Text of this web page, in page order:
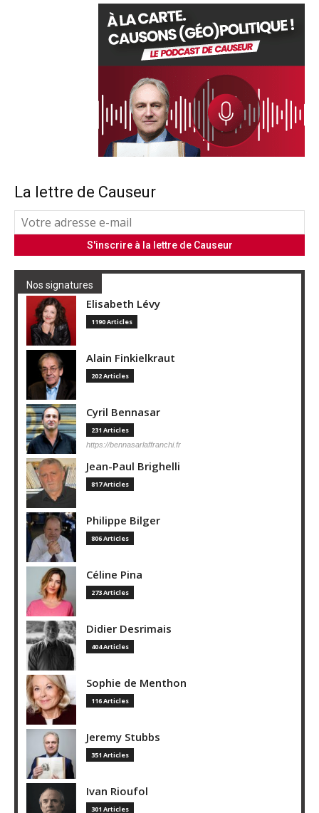
La lettre de Causeur
Nos signatures
Elisabeth Lévy
1190 Articles
Alain Finkielkraut
202 Articles
Cyril Bennasar
231 Articles
https://bennasarlaffranchi.fr
Jean-Paul Brighelli
817 Articles
Philippe Bilger
806 Articles
Céline Pina
273 Articles
Didier Desrimais
404 Articles
Sophie de Menthon
116 Articles
Jeremy Stubbs
351 Articles
Ivan Rioufol
301 Articles